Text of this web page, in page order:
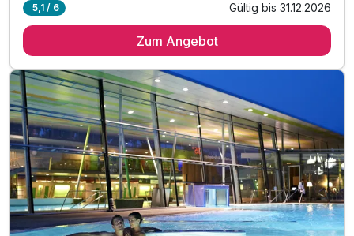
1 x reichhaltiges Frühstück vom Buffet
1 x Kahnfahrt
inkl. Parkplatz- und WLAN-Nutzung
5,1 / 6 Gültig bis 31.12.2026
Zum Angebot